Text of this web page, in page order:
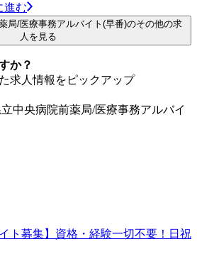
進む
局/医療事務アルバイト(早番)のその他の求
人を見る
か？
求人情報をピックアップ
中央病院前薬局/医療事務アルバイ
ト募集】資格・経験一切不要！日祝